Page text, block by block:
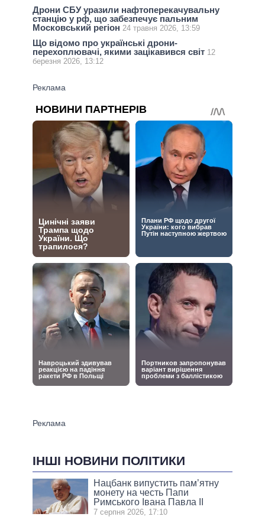
Дрони СБУ уразили нафтоперекачувальну
станцію у рф, що забезпечує пальним
Московський регіон 24 травня 2026, 13:59
Що відомо про українські дрони-
перехоплювачі, якими зацікавився світ 12
березня 2026, 13:12
ІНШІ НОВИНИ ПОЛІТИКИ
Нацбанк випустить пам’ятну
монету на честь Папи
Римського Івана Павла II
7 серпня 2026, 17:10